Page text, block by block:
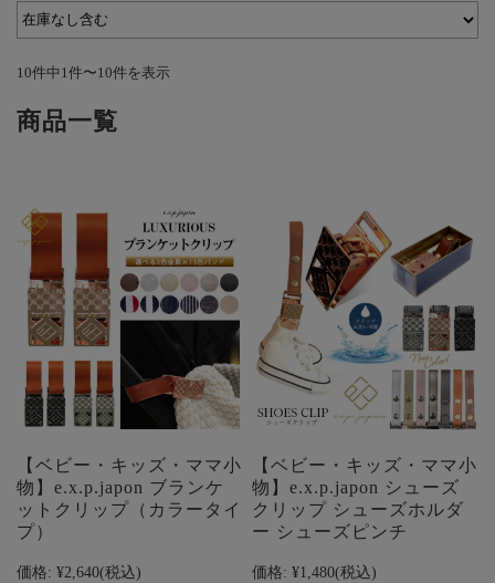
10件中1件〜10件を表示
商品一覧
【ベビー・キッズ・ママ小
物】e.x.p.japon ブランケ
ットクリップ（カラータイ
プ）
価格: ¥2,640(税込)
【ベビー・キッズ・ママ小
物】e.x.p.japon シューズ
クリップ シューズホルダ
ー シューズピンチ
価格: ¥1,480(税込)